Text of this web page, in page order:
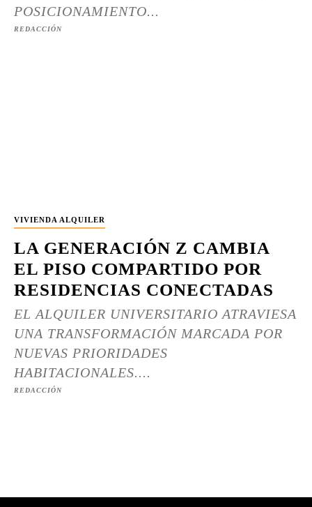
POSICIONAMIENTO...
REDACCIÓN
VIVIENDA ALQUILER
LA GENERACIÓN Z CAMBIA
EL PISO COMPARTIDO POR
RESIDENCIAS CONECTADAS
EL ALQUILER UNIVERSITARIO ATRAVIESA
UNA TRANSFORMACIÓN MARCADA POR
NUEVAS PRIORIDADES
HABITACIONALES....
REDACCIÓN